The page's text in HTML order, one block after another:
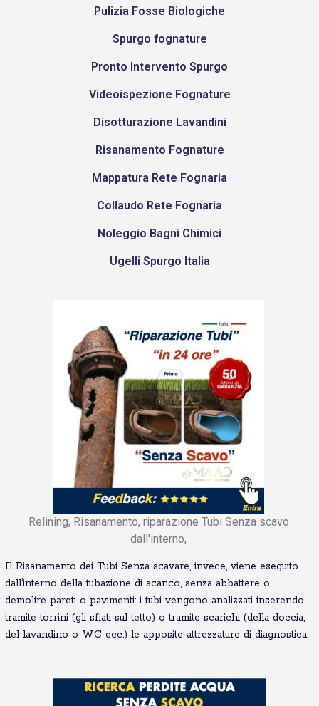
Pulizia Fosse Biologiche
Spurgo fognature
Pronto Intervento Spurgo
Videoispezione Fognature
Disotturazione Lavandini
Risanamento Fognature
Mappatura Rete Fognaria
Collaudo Rete Fognaria
Noleggio Bagni Chimici
Ugelli Spurgo Italia
Relining, Risanamento, riparazione Tubi Senza scavo
dall'interno,
Il Risanamento dei Tubi Senza scavare, invece, viene eseguito
dall’interno della tubazione di scarico, senza abbattere o
demolire pareti o pavimenti: i tubi vengono analizzati inserendo
tramite torrini (gli sfiati sul tetto) o tramite scarichi (della doccia,
del lavandino o WC ecc.) le apposite attrezzature di diagnostica.